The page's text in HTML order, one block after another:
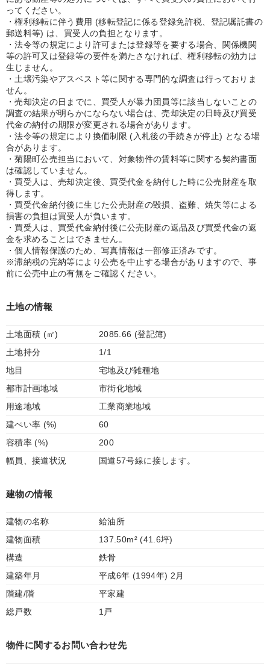
ってください。
・権利移転に伴う費用 (移転登記に係る登録免許税、登記嘱託書の
郵送料等) は、買受人の負担となります。
・法令等の規定により許可または登録等を要する場合、関係機関
等の許可又は登録等の要件を満たさなければ、権利移転の効力は
生じません。
・土壌汚染やアスベスト等に関する専門的な調査は行っておりま
せん。
・売却決定の日までに、買受人が暴力団員等に該当しないことの
調査の結果が明らかにならない場合は、売却決定の日時及び買受
代金の納付の期限が変更される場合があります。
・法令等の規定により換価制限 (入札後の手続きが停止) となる場
合があります。
・菊陽町公売担当において、対象物件の賃料等に関する契約書面
は確認していません。
・買受人は、売却決定後、買受代金を納付した時に公売財産を取
得します。
・買受代金納付後に生じた公売財産の毀損、盗難、焼失等による
損害の負担は買受人が負います。
・買受人は、買受代金納付後に公売財産の返品及び買受代金の返
金を求めることはできません。
・個人情報保護のため、写真情報は一部修正済みです。
※滞納税の完納等により公売を中止する場合がありますので、事
前に公売中止の有無をご確認ください。
土地の情報
土地面積 (㎡)
2085.66 (登記簿)
土地持分
1/1
地目
宅地及び雑種地
都市計画地域
市街化地域
用途地域
工業商業地域
建ぺい率 (%)
60
容積率 (%)
200
幅員、接道状況
国道57号線に接します。
建物の情報
建物の名称
給油所
建物面積
137.50m² (41.6坪)
構造
鉄骨
建築年月
平成6年 (1994年) 2月
階建/階
平家建
総戸数
1戸
物件に関するお問い合わせ先